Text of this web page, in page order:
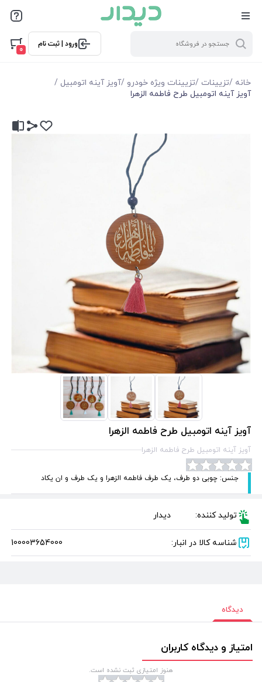
ورود | ثبت نام
0
خانه /تزیینات /تزیینات ویژه خودرو /آویز آینه اتومبیل /
آویز آینه اتومبیل طرح فاطمه الزهرا
آویز آینه اتومبیل طرح فاطمه الزهرا
آویز آینه اتومبیل طرح فاطمه الزهرا
جنس: چوبی دو طرف، یک طرف فاطمه الزهرا و یک طرف و ان یکاد
تولید کننده: دیدار
شناسه کالا در انبار: 100003654000
دیدگاه
امتیاز و دیدگاه کاربران
هنوز امتیازی ثبت نشده است.